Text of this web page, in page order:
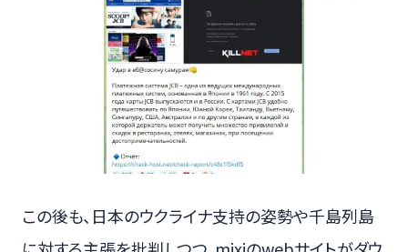
この後も、日本のウクライナ支持の姿勢や千島列島